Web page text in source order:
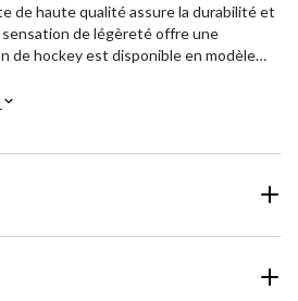
de haute qualité assure la durabilité et
de légèreté offre une
de hockey est disponible en modèle